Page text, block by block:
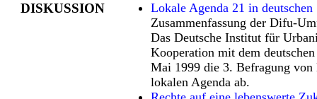
DISKUSSION
Lokale Agenda 21 in
Zusammenfassung der Difu-
Das Deutsche Institut für
Kooperation mit dem
Mai 1999 die 3. Befragung
lokalen Agenda ab.